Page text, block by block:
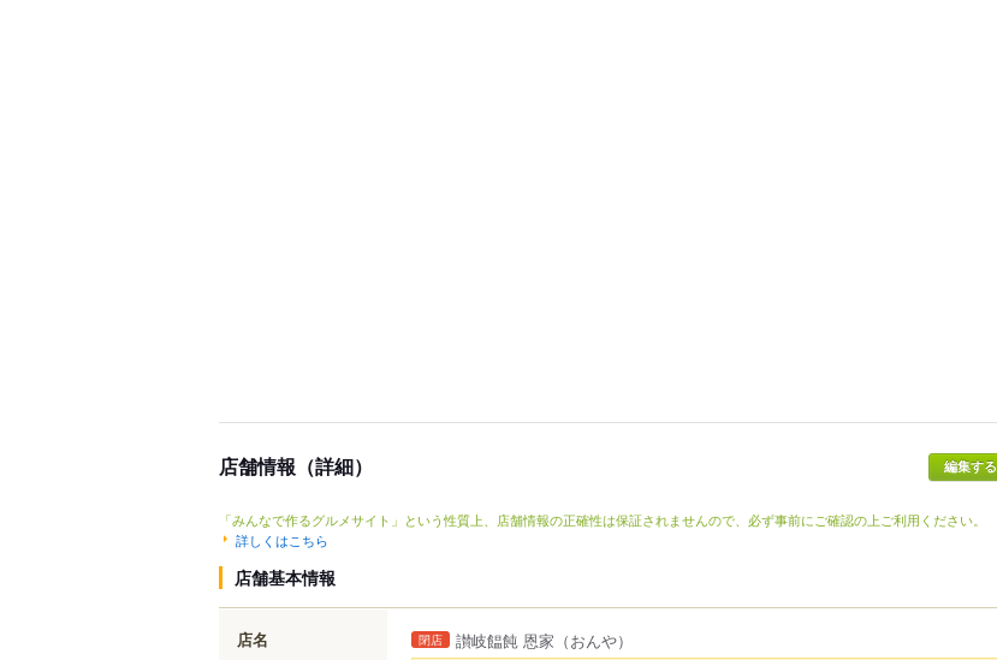
店舗情報（詳細） 編集する
「みんなで作るグルメサイト」という性質上、店舗情報の正確性は保証されませんので、必ず事前にご確認の上ご利用ください。
詳しくはこちら
店舗基本情報
店名 閉店 讃岐饂飩 恩家 （おんや）